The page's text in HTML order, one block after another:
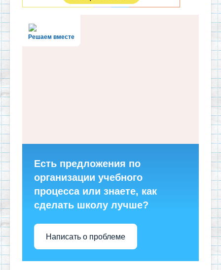
Решаем вместе
Есть предложения по
организации учебного
процесса или знаете, как
сделать школу лучше?
Написать о проблеме